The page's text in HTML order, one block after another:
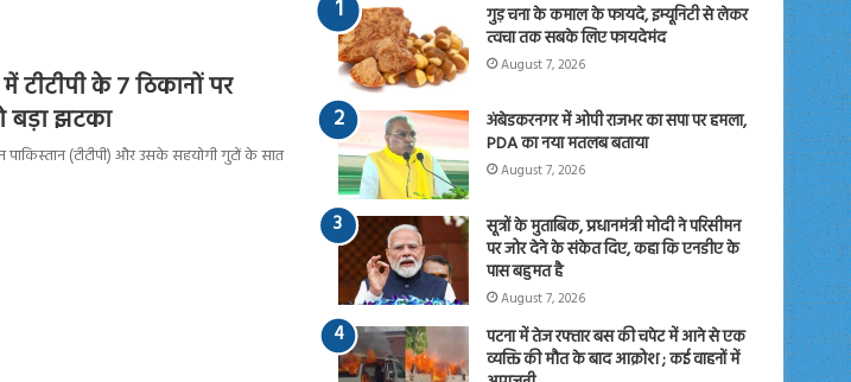
टीटीपी के 7 ठिकानों पर
बड़ा झटका
पाकिस्तान (टीटीपी) और उसके सहयोगी गुटों के सात
गुड़ चना के कमाल के फायदे, इम्यूनिटी से लेकर
त्वचा तक सबके लिए फायदेमंद
August 7, 2026
अंबेडकरनगर में ओपी राजभर का सपा पर हमला,
PDA का नया मतलब बताया
August 7, 2026
सूत्रों के मुताबिक, प्रधानमंत्री मोदी ने परिसीमन
पर जोर देने के संकेत दिए, कहा कि एनडीए के
पास बहुमत है
August 7, 2026
पटना में तेज रफ्तार बस की चपेट में आने से एक
व्यक्ति की मौत के बाद आक्रोश ; कई वाहनों में